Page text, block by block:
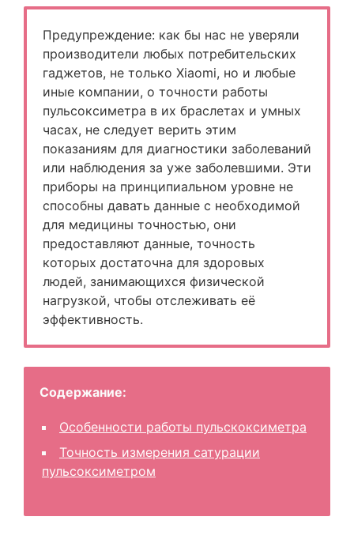
Предупреждение: как бы нас не уверяли
производители любых потребительских
гаджетов, не только Xiaomi, но и любые
иные компании, о точности работы
пульсоксиметра в их браслетах и умных
часах, не следует верить этим
показаниям для диагностики заболеваний
или наблюдения за уже заболевшими. Эти
приборы на принципиальном уровне не
способны давать данные с необходимой
для медицины точностью, они
предоставляют данные, точность
которых достаточна для здоровых
людей, занимающихся физической
нагрузкой, чтобы отслеживать её
эффективность.
Содержание:
Особенности работы пульскоксиметра
Точность измерения сатурации
пульсоксиметром